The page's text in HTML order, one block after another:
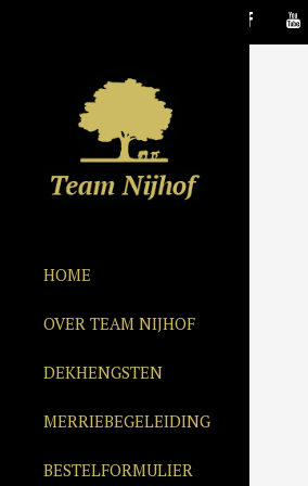
HOME
OVER TEAM NIJHOF
DEKHENGSTEN
MERRIEBEGELEIDING
BESTELFORMULIER